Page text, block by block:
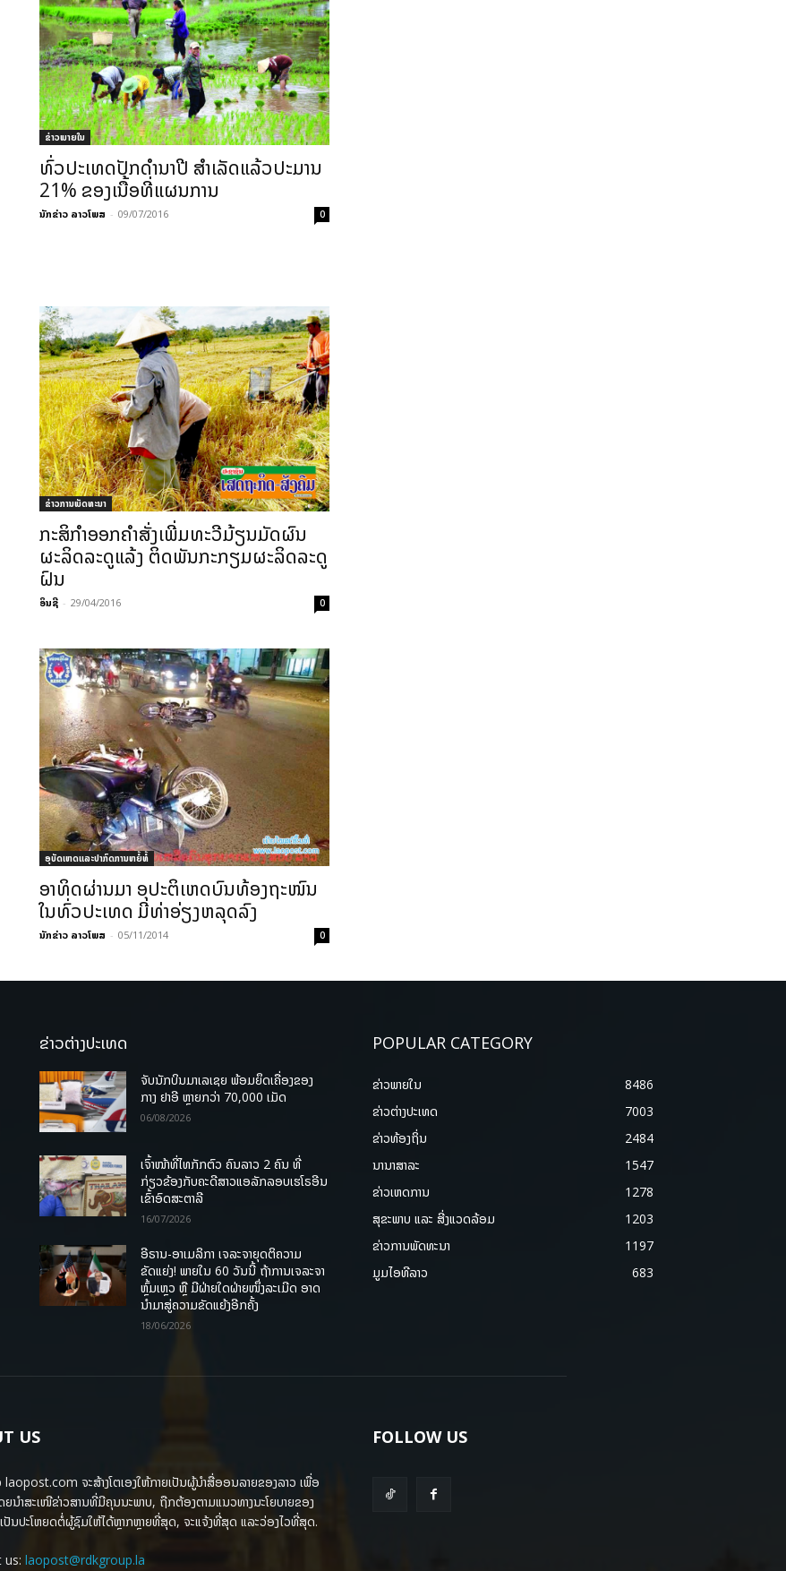
ຂ່າວພາຍ​ໃນ
ທົ່ວປະເທດປັກດຳນາປີ ສຳເລັດແລ້ວປະມານ
21% ຂອງເນື້ອທີ່ແຜນການ
ນັກຂ່າວ ລາວໂພສ - 09/07/2016 0
ຂ່າວການພັດທະນາ
ກະສິກຳ​ອອກ​ຄຳ​ສັ່ງ​ເພີ່ມ​ທະວີ​ມ້ຽນ​ມັດ​ຜົນ​
ຜະລິດລະດູແລ້ງ ຕິດ​ພັນ​ກະກຽມ​ຜະລິດ​ລະດູ
ຝົນ
ອິນຊີ - 29/04/2016 0
ອຸບັດເຫດແລະປາກົດການຫຍໍ້ທໍ້
ອາທິດຜ່ານມາ ອຸປະຕິເຫດບົນທ້ອງຖະໜົນ
ໃນທົ່ວປະເທດ ມີທ່າອ່ຽງຫລຸດລົງ
ນັກຂ່າວ ລາວໂພສ - 05/11/2014 0
ຂ່າວຕ່າງປະເທດ
ຈັບນັກບິນມາເລເຊຍ ພ້ອມຍຶດເຄື່ອງຂອງ
ກາງ ຢາອີ ຫຼາຍກວ່າ 70,000 ເມັດ
06/08/2026
ເຈົ້າໜ້າທີ່ໄທກັກຕົວ ຄົນລາວ 2 ຄົນ ທີ່
ກ່ຽວຂ້ອງກັບຄະດີສາວແອລັກລອບເຮໂຣອີນ
ເຂົ້າອົດສະຕາລີ
16/07/2026
ອີຣານ-ອາເມລິກາ ເຈລະຈາຍຸດຕິຄວາມ
ຂັດແຍ່ງ! ພາຍໃນ 60 ວັນນີ້ ຖ້າການເຈລະຈາ
ຫຼົ້ມເຫຼວ ຫຼື ມີຝ່າຍໃດຝ່າຍໜຶ່ງລະເມີດ ອາດ
ນໍາມາສູ່ຄວາມຂັດແຍ້ງອີກຄັ້ງ
18/06/2026
POPULAR CATEGORY
ຂ່າວພາຍ​ໃນ
8486
ຂ່າວຕ່າງປະເທດ
7003
ຂ່າວທ້ອງຖິ່ນ
2484
ນານາສາລະ
1547
ຂ່າວເຫດການ
1278
ສຸຂະພາບ ແລະ ສີ່ງແວດລ້ອມ
1203
ຂ່າວການພັດທະນາ
1197
ມູມໄອທີລາວ
683
US
laopost.com ຈະສ້າງໂຕເອງໃຫ້ກາຍເປັນຜູ້ນຳສື່ອອນລາຍຂອງລາວ ເພື່ອ
ຍນຳສະເໜີຂ່າວສານທີ່ມີຄຸນນະພາບ, ຖືກຕ້ອງຕາມແນວທາງນະໂຍບາຍຂອງ
ນປະໂຫຍດຕໍ່ຜູ້ຊົມໃຫ້ໄດ້ຫຼາກຫຼາຍທີ່ສຸດ, ຈະແຈ້ງທີ່ສຸດ ແລະວ່ອງໄວທີ່ສຸດ.
us: laopost@rdkgroup.la
FOLLOW US